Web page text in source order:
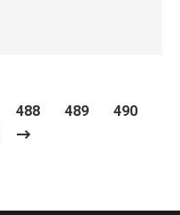
488 489
490